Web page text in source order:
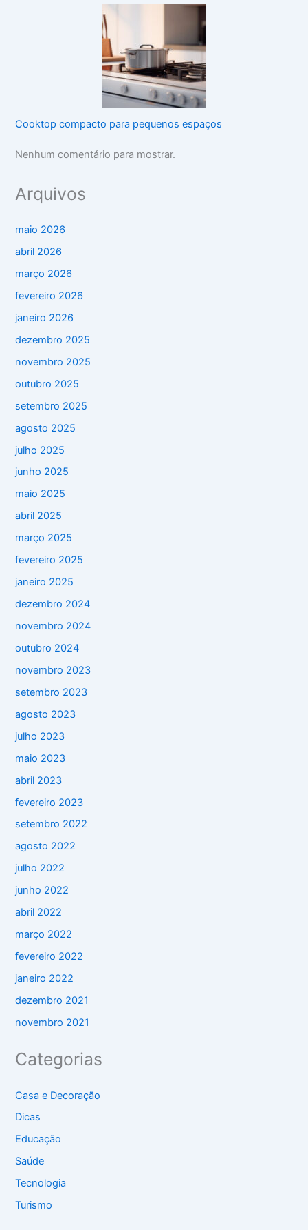
Cooktop compacto para pequenos espaços
Nenhum comentário para mostrar.
Arquivos
maio 2026
abril 2026
março 2026
fevereiro 2026
janeiro 2026
dezembro 2025
novembro 2025
outubro 2025
setembro 2025
agosto 2025
julho 2025
junho 2025
maio 2025
abril 2025
março 2025
fevereiro 2025
janeiro 2025
dezembro 2024
novembro 2024
outubro 2024
novembro 2023
setembro 2023
agosto 2023
julho 2023
maio 2023
abril 2023
fevereiro 2023
setembro 2022
agosto 2022
julho 2022
junho 2022
abril 2022
março 2022
fevereiro 2022
janeiro 2022
dezembro 2021
novembro 2021
Categorias
Casa e Decoração
Dicas
Educação
Saúde
Tecnologia
Turismo